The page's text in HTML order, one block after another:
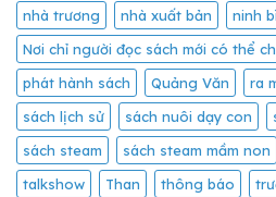
nhà trương
nhà xuất bản ninh
Nơi chỉ người đọc sách mới có thể
phát hành sách
Quảng Văn ra
sách lịch sử
sách nuôi dạy con
sách steam
sách steam mầm non
talkshow
Than thông báo